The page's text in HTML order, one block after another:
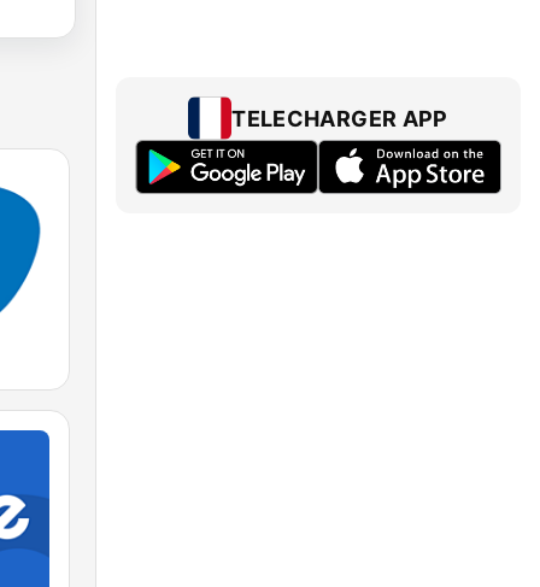
TELECHARGER APP